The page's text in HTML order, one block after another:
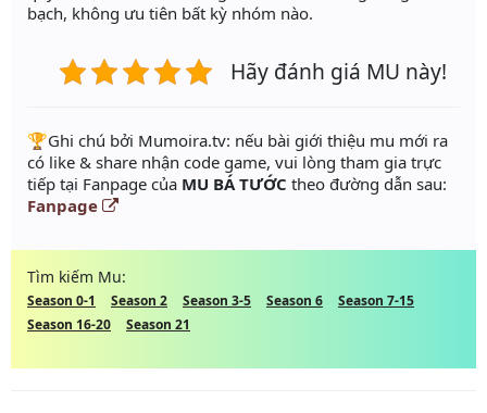
bạch, không ưu tiên bất kỳ nhóm nào.
Hãy đánh giá MU này!
️🏆Ghi chú bởi Mumoira.tv: nếu bài giới thiệu mu mới ra
có like & share nhận code game, vui lòng tham gia trực
tiếp tại Fanpage của MU BÁ TƯỚC theo đường dẫn sau:
Fanpage
Tìm kiếm Mu:
Season 0-1 Season 2 Season 3-5 Season 6
Season 7-15
Season 16-20
Season 21